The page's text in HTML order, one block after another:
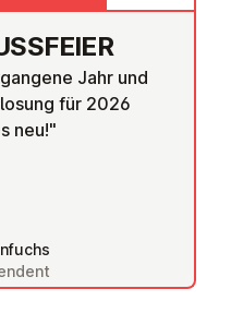
Jahr und
für 2026
neu!"